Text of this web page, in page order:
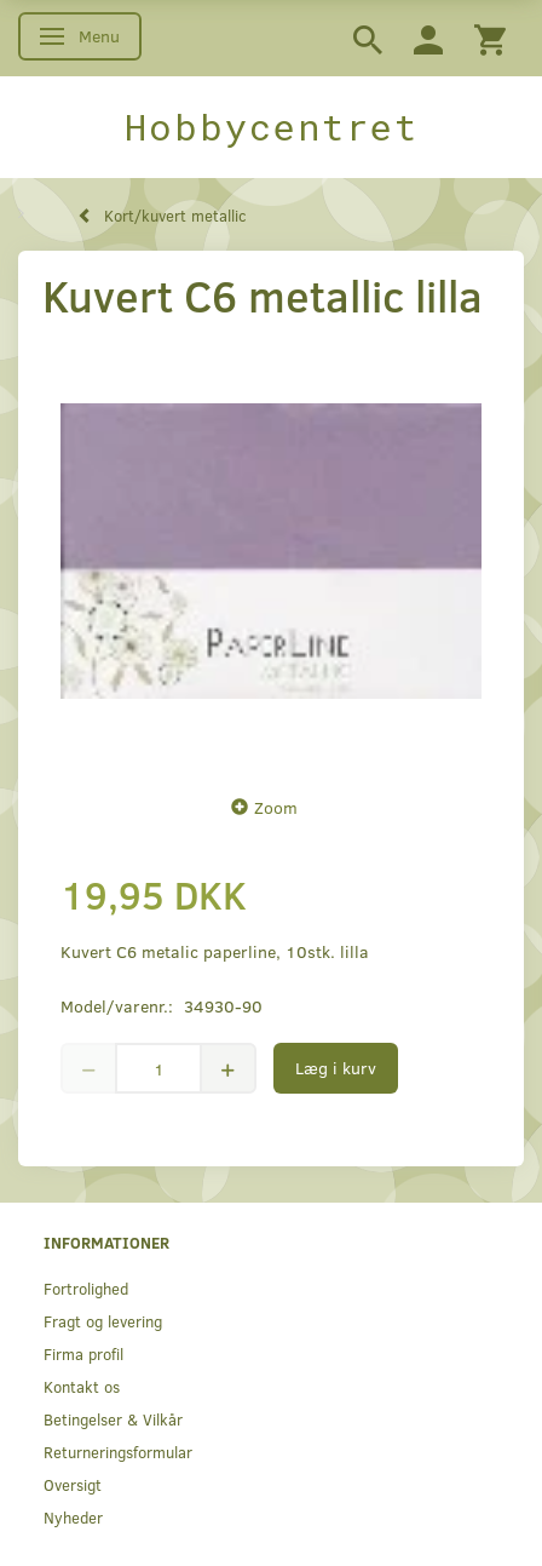
Skifte navigation
Menu
Hobbycentret
Kort/kuvert metallic
Kuvert C6 metallic lilla
Zoom
19,95 DKK
Kuvert C6 metalic paperline, 10stk. lilla
Model/varenr.: 34930-90
Læg i kurv
INFORMATIONER
Fortrolighed
Fragt og levering
Firma profil
Kontakt os
Betingelser & Vilkår
Returneringsformular
Oversigt
Nyheder